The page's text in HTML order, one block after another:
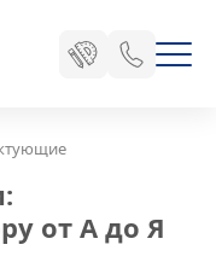
от А до Я